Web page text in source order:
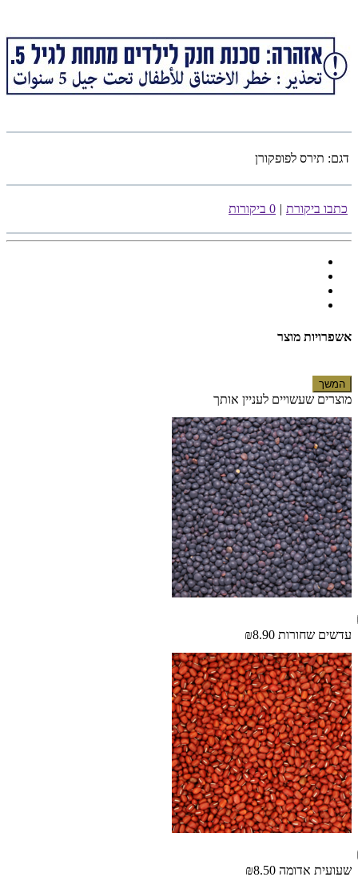
דגם: תירס לפופקורן
כתבו ביקורת | 0 ביקורות
אשפרויות מוצר
המשך
מוצרים שעשויים לעניין אותך
עדשים שחורות ₪8.90
שעועית אדומה ₪8.50